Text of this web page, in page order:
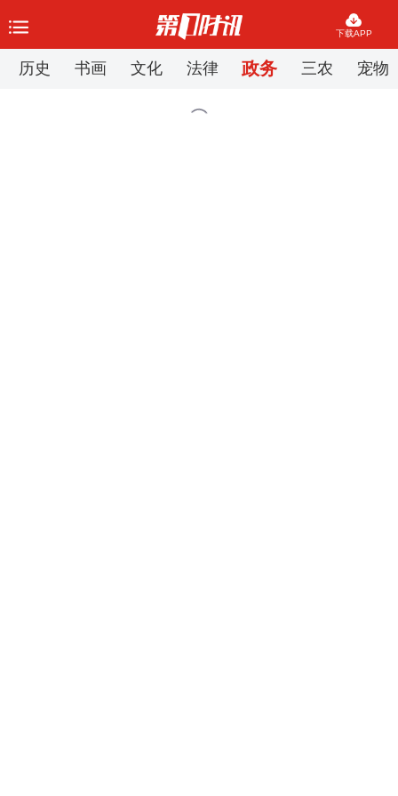
下载APP
历史 书画 文化 法律 政务 三农 宠物
